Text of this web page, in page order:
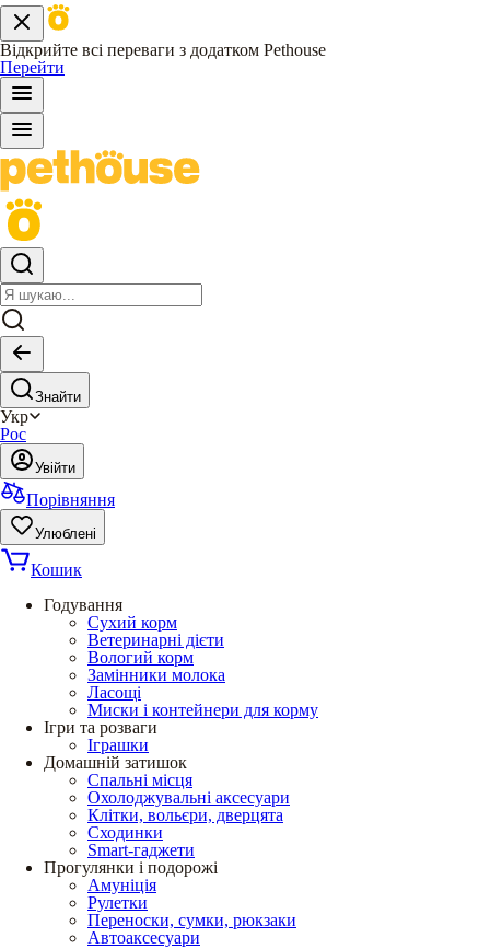
Відкрийте всі переваги з додатком Pethouse
Перейти
Знайти
Укр
Рос
Увійти
Порівняння
Улюблені
Кошик
Годування
Сухий корм
Ветеринарні дієти
Вологий корм
Замінники молока
Ласощі
Миски і контейнери для корму
Ігри та розваги
Іграшки
Домашній затишок
Спальні місця
Охолоджувальні аксесуари
Клітки, вольєри, дверцята
Сходинки
Smart-гаджети
Прогулянки і подорожі
Амуніція
Рулетки
Переноски, сумки, рюкзаки
Автоаксесуари